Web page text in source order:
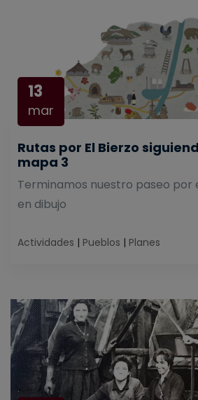
13
mar
Rutas por El Bierzo
mapa 3
Terminamos nuestro paseo por
en dibujo
Actividades | Pueblos | Planes